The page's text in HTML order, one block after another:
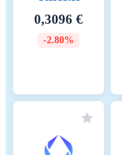
0,3096 €
-2.80%